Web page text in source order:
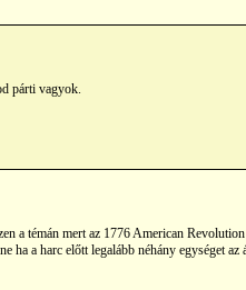
párti vagyok.
a témán mert az 1776 American
ha a harc előtt legalább néhány egységet